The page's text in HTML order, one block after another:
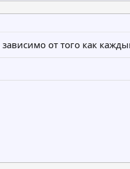
от того как